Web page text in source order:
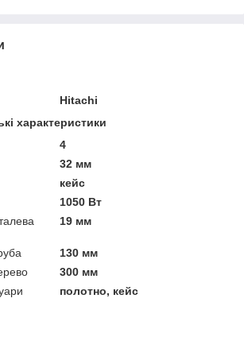
Hitachi
характеристики
4
32 мм
кейс
1050 Вт
19 мм
130 мм
300 мм
полотно, кейс